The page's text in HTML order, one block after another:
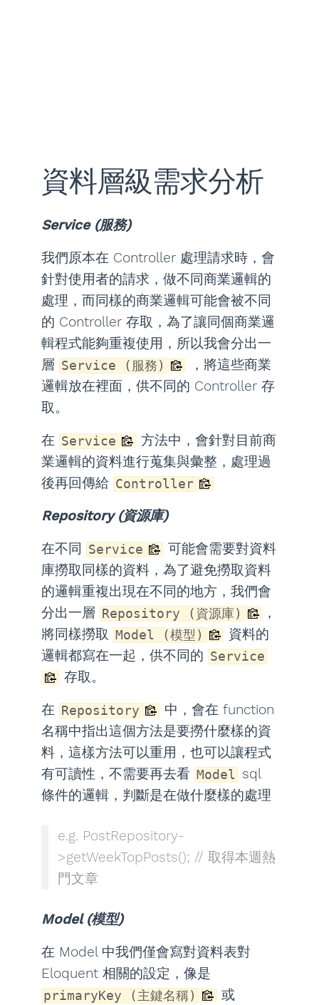
資料層級需求分析
Service (服務)
我們原本在 Controller 處理請求時，會
針對使用者的請求，做不同商業邏輯的
處理，而同樣的商業邏輯可能會被不同
的 Controller 存取，為了讓同個商業邏
輯程式能夠重複使用，所以我會分出一
層 Service (服務)
，將這些商業
邏輯放在裡面，供不同的 Controller 存
取。
在 Service
方法中，會針對目前商
業邏輯的資料進行蒐集與彙整，處理過
後再回傳給 Controller
Repository (資源庫)
在不同 Service
可能會需要對資料
庫撈取同樣的資料，為了避免撈取資料
的邏輯重複出現在不同的地方，我們會
分出一層 Repository (資源庫)
，
將同樣撈取 Model (模型)
資料的
邏輯都寫在一起，供不同的 Service
存取。
在 Repository
中，會在 function
名稱中指出這個方法是要撈什麼樣的資
料，這樣方法可以重用，也可以讓程式
有可讀性，不需要再去看 Model sql
條件的邏輯，判斷是在做什麼樣的處理
e.g. PostRepository-
>getWeekTopPosts(); // 取得本週熱
門文章
Model (模型)
在 Model 中我們僅會寫對資料表對
Eloquent 相關的設定，像是
primaryKey (主鍵名稱) 或